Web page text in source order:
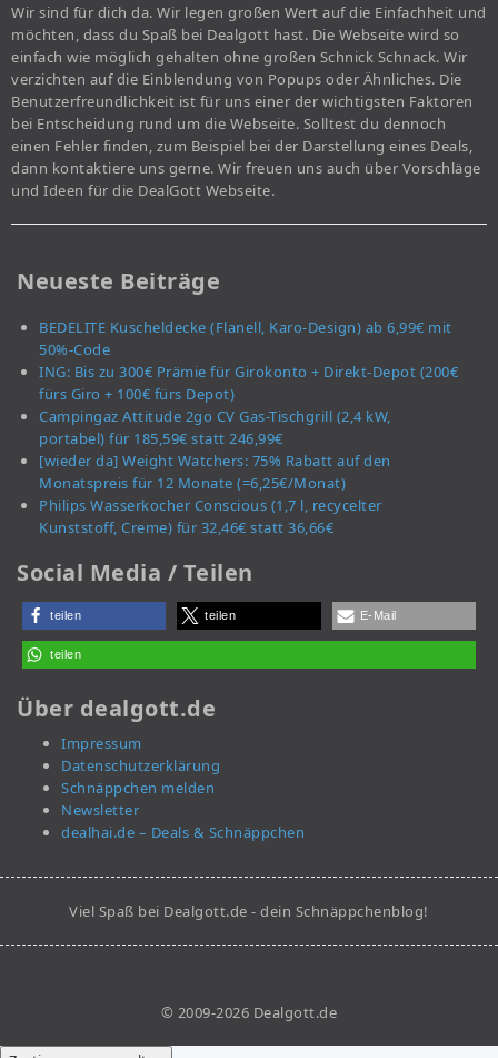
Wir sind für dich da. Wir legen großen Wert auf die Einfachheit und
möchten, dass du Spaß bei Dealgott hast. Die Webseite wird so
einfach wie möglich gehalten ohne großen Schnick Schnack. Wir
verzichten auf die Einblendung von Popups oder Ähnliches. Die
Benutzerfreundlichkeit ist für uns einer der wichtigsten Faktoren
bei Entscheidung rund um die Webseite. Solltest du dennoch
einen Fehler finden, zum Beispiel bei der Darstellung eines Deals,
dann kontaktiere uns gerne. Wir freuen uns auch über Vorschläge
und Ideen für die DealGott Webseite.
Neueste Beiträge
BEDELITE Kuscheldecke (Flanell, Karo-Design) ab 6,99€ mit
50%-Code
ING: Bis zu 300€ Prämie für Girokonto + Direkt-Depot (200€
fürs Giro + 100€ fürs Depot)
Campingaz Attitude 2go CV Gas-Tischgrill (2,4 kW,
portabel) für 185,59€ statt 246,99€
[wieder da] Weight Watchers: 75% Rabatt auf den
Monatspreis für 12 Monate (=6,25€/Monat)
Philips Wasserkocher Conscious (1,7 l, recycelter
Kunststoff, Creme) für 32,46€ statt 36,66€
Social Media / Teilen
teilen teilen E-Mail
teilen
Über dealgott.de
Impressum
Datenschutzerklärung
Schnäppchen melden
Newsletter
dealhai.de – Deals & Schnäppchen
Viel Spaß bei Dealgott.de - dein Schnäppchenblog!
© 2009-2026 Dealgott.de